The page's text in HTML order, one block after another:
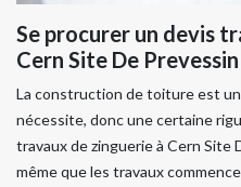
Se procurer un devis
Cern Site De Prevessin
La construction de toiture est
nécessite, donc une certaine
travaux de zinguerie à Cern Site
même que les travaux